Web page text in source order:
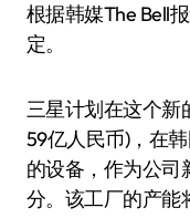
根据韩媒The Bell
定。
三星计划在这个新
59亿人民币)，在
的设备，作为公司
分。该工厂的产能